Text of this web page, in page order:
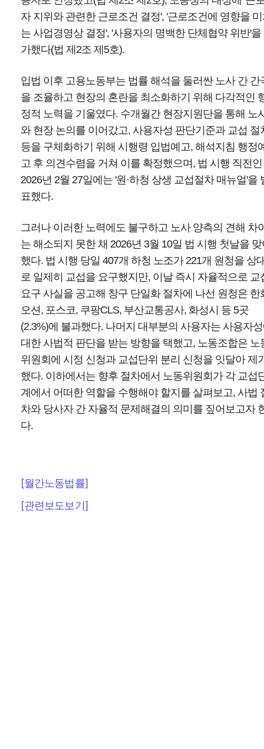
자 지위와 관련한 근로조건 결정', '근로조건에 영향을
는 사업경영상 결정', '사용자의 명백한 단체협약 위반'을
가했다(법 제2조 제5호).
입법 이후 고용노동부는 법률 해석을 둘러싼 노사 간 간
을 조율하고 현장의 혼란을 최소화하기 위해 다각적인
정적 노력을 기울였다. 수개월간 현장지원단을 통해 노
와 현장 논의를 이어갔고, 사용자성 판단기준과 교섭 절
등을 구체화하기 위해 시행령 입법예고, 해석지침 행정
고 후 의견수렴을 거쳐 이를 확정했으며, 법 시행 직전인
2026년 2월 27일에는 '원·하청 상생 교섭절차 매뉴얼'을
표했다.
그러나 이러한 노력에도 불구하고 노사 양측의 견해 차
는 해소되지 못한 채 2026년 3월 10일 법 시행 첫날을 맞
했다. 법 시행 당일 407개 하청 노조가 221개 원청을 상
로 일제히 교섭을 요구했지만, 이날 즉시 자율적으로 교
요구 사실을 공고해 창구 단일화 절차에 나선 원청은 한
오션, 포스코, 쿠팡CLS, 부산교통공사, 화성시 등 5곳
(2.3%)에 불과했다. 나머지 대부분의 사용자는 사용자
대한 사법적 판단을 받는 방향을 택했고, 노동조합은 노
위원회에 시정 신청과 교섭단위 분리 신청을 잇달아 제
했다. 이하에서는 향후 절차에서 노동위원회가 각 교섭
계에서 어떠한 역할을 수행해야 할지를 살펴보고, 사법
차와 당사자 간 자율적 문제해결의 의미를 짚어보고자
다.
[월간노동법률]
[관련보도보기]